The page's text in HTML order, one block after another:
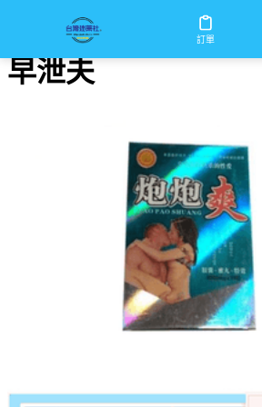
訂單
早泄夫
早泄夫